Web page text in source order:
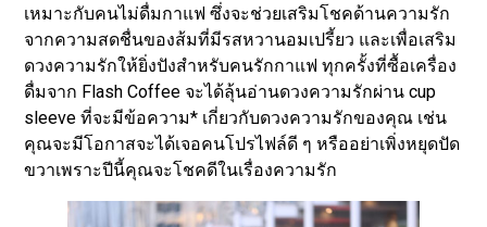
เหมาะกับคนไม่ดื่มกาแฟ ซึ่งจะช่วยเสริมโชคด้านความรัก
จากความสดชื่นของส้มที่มีรสหวานอมเปรี้ยว และเพื่อเสริม
ดวงความรักให้ยิ่งปังสำหรับคนรักกาแฟ ทุกครั้งที่ซื้อเครื่อง
ดื่มจาก Flash Coffee จะได้ลุ้นอ่านดวงความรักผ่าน cup
sleeve ที่จะมีข้อความ* เกี่ยวกับดวงความรักของคุณ เช่น
คุณจะมีโอกาสจะได้เจอคนโปรไฟล์ดี ๆ หรืออย่าเพิ่งหยุดปัด
ขวาเพราะปีนี้คุณจะโชคดีในเรื่องความรัก